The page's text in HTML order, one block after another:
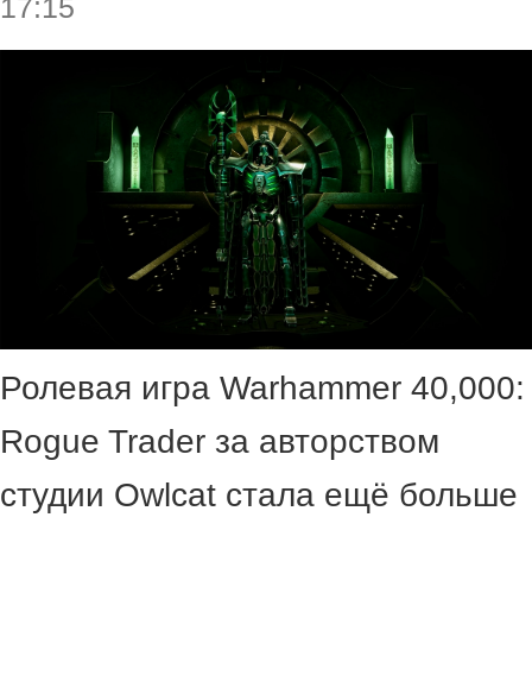
17:15
Ролевая игра Warhammer 40,000:
Rogue Trader за авторством
студии Owlcat стала ещё больше